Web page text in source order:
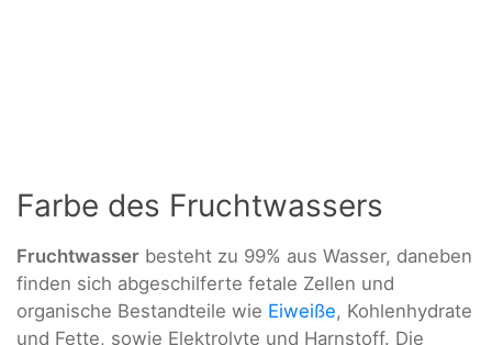
Farbe des Fruchtwassers
Fruchtwasser besteht zu 99% aus Wasser, daneben
finden sich abgeschilferte fetale Zellen und
organische Bestandteile wie Eiweiße, Kohlenhydrate
und Fette, sowie Elektrolyte und Harnstoff. Die